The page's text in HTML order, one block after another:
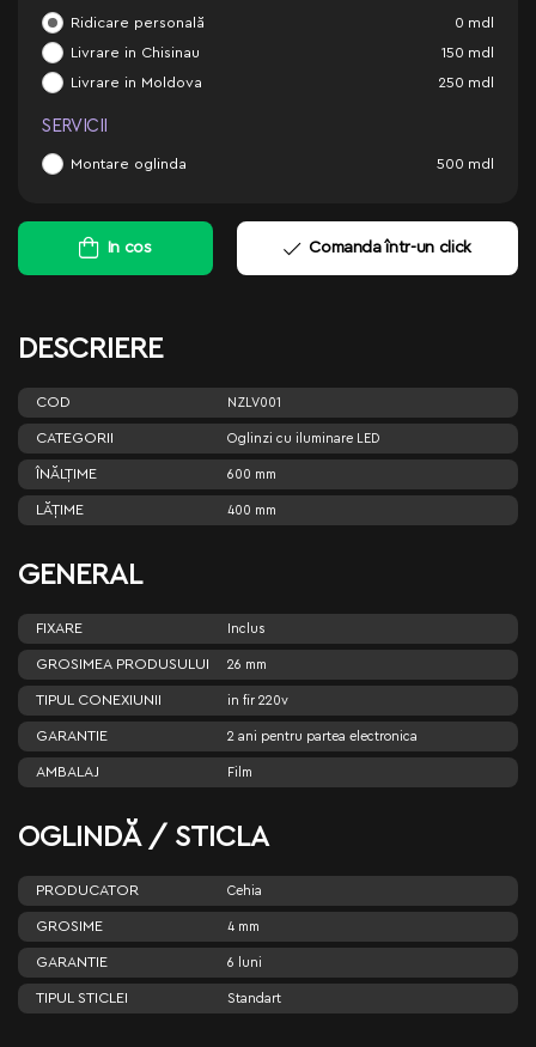
Ridicare personală 0 mdl
Livrare in Chisinau 150 mdl
Livrare in Moldova 250 mdl
SERVICII
Montare oglinda 500 mdl
In cos Comanda într-un click
DESCRIERE
COD NZLV001
CATEGORII Oglinzi cu iluminare LED
ÎNĂLŢIME 600 mm
LĂŢIME 400 mm
GENERAL
FIXARE Inclus
GROSIMEA PRODUSULUI 26 mm
TIPUL CONEXIUNII in fir 220v
GARANTIE 2 ani pentru partea electronica
AMBALAJ Film
OGLINDĂ / STICLA
PRODUCATOR Cehia
GROSIME 4 mm
GARANTIE 6 luni
TIPUL STICLEI Standart